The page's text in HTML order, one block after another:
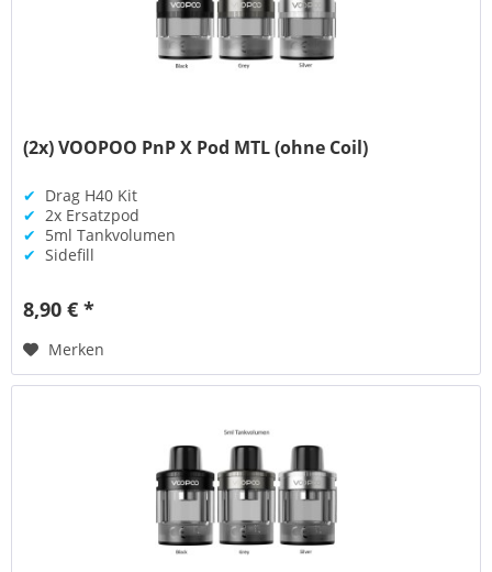
(2x) VOOPOO PnP X Pod MTL (ohne Coil)
✔ Drag H40 Kit
✔ 2x Ersatzpod
✔ 5ml Tankvolumen
✔ Sidefill
8,90 € *
Merken